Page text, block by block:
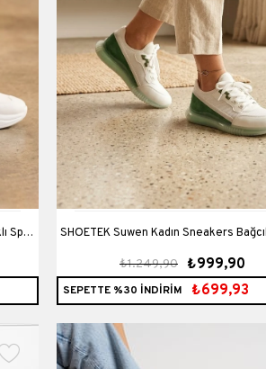
SHOETEK Suwen Kadın Sneakers Bağcıklı Spor
Ayakkabı Yeşil Süet Beyaz Deri
₺999,90
₺1.249,90
SEPETTE %30 İNDİRİM ₺699,93